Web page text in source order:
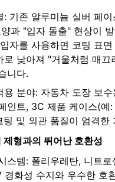
: 기존 알루미늄 실버 페
과 "입자 돌출" 현상이
자를 사용하면 코팅 표
로 낮아져 "거울처럼 매끄
니다.
용 분야: 자동차 도장 보수
인트, 3C 제품 케이스(예:
팅 및 외관 품질이 엄격한
제형과의 뛰어난 호환성
스템: 폴리우레탄, 니트
경화성 수지와 우수한 호